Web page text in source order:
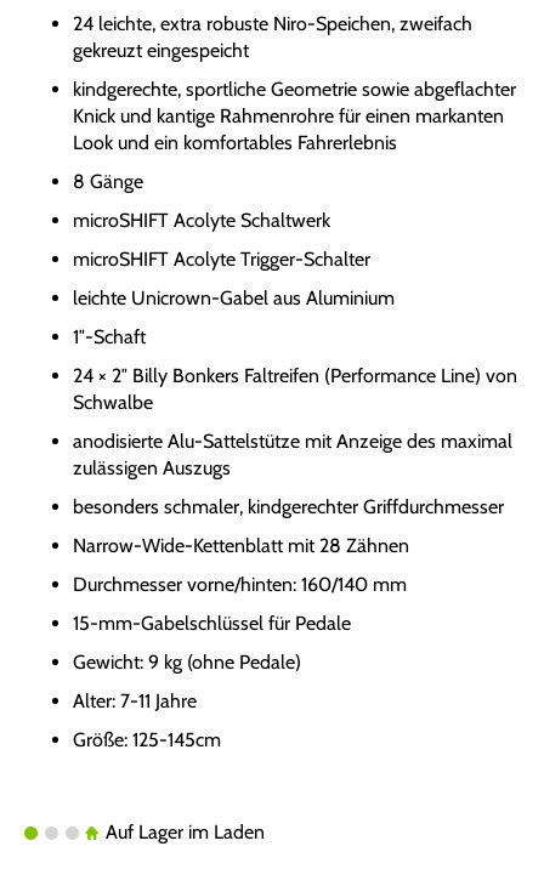
24 leichte, extra robuste Niro-Speichen, zweifach
gekreuzt eingespeicht
kindgerechte, sportliche Geometrie sowie abgeflachter
Knick und kantige Rahmenrohre für einen markanten
Look und ein komfortables Fahrerlebnis
8 Gänge
microSHIFT Acolyte Schaltwerk
microSHIFT Acolyte Trigger-Schalter
leichte Unicrown-Gabel aus Aluminium
1″-Schaft
24 × 2″ Billy Bonkers Faltreifen (Performance Line) von
Schwalbe
anodisierte Alu-Sattelstütze mit Anzeige des maximal
zulässigen Auszugs
besonders schmaler, kindgerechter Griffdurchmesser
Narrow-Wide-Kettenblatt mit 28 Zähnen
Durchmesser vorne/hinten: 160/140 mm
15-mm-Gabelschlüssel für Pedale
Gewicht: 9 kg (ohne Pedale)
Alter: 7-11 Jahre
Größe: 125-145cm
Auf Lager im Laden